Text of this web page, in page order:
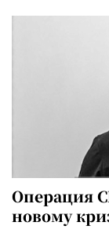
Операция
новому